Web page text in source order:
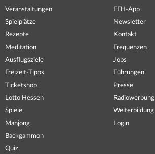
Veranstaltungen
Spielplätze
Rezepte
Meditation
Ausflugsziele
Freizeit-Tipps
Ticketshop
Lotto Hessen
Spiele
Mahjong
Backgammon
Quiz
FFH-App
Newsletter
Kontakt
Frequenzen
Jobs
Führungen
Presse
Radiowerbung
Weiterbildung
Login